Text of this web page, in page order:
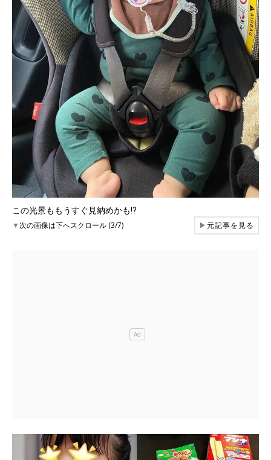
この光景ももうすぐ見納めかも⁉
▼次の画像は下へスクロール (3/7) ▶元記事を見る